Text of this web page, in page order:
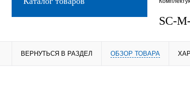
SC-
ВЕРНУТЬСЯ В РАЗДЕЛ ОБЗОР ТОВАРА